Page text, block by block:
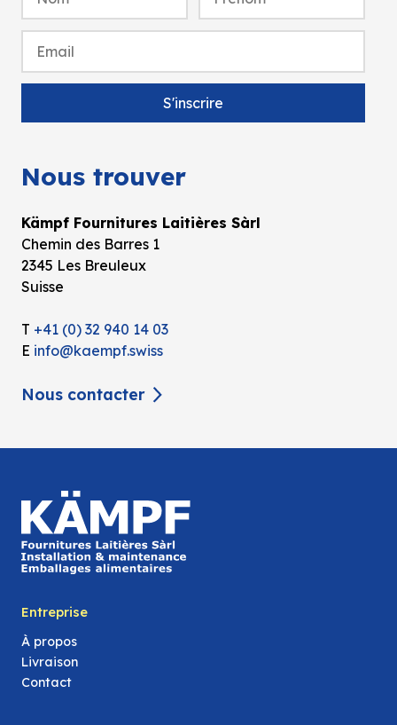
Nous trouver
Kämpf Fournitures Laitières Sàrl
Chemin des Barres 1
2345 Les Breuleux
Suisse
T +41 (0) 32 940 14 03
E info@kaempf.swiss
Nous contacter
Entreprise
À propos
Livraison
Contact